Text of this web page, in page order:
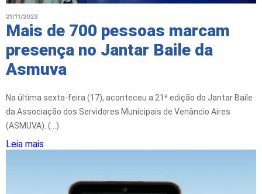
21/11/2023
Mais de 700 pessoas marcam
presença no Jantar Baile da
Asmuva
Na última sexta-feira (17), aconteceu a 21ª edição do Jantar Baile
da Associação dos Servidores Municipais de Venâncio Aires
(ASMUVA). (...)
Leia mais